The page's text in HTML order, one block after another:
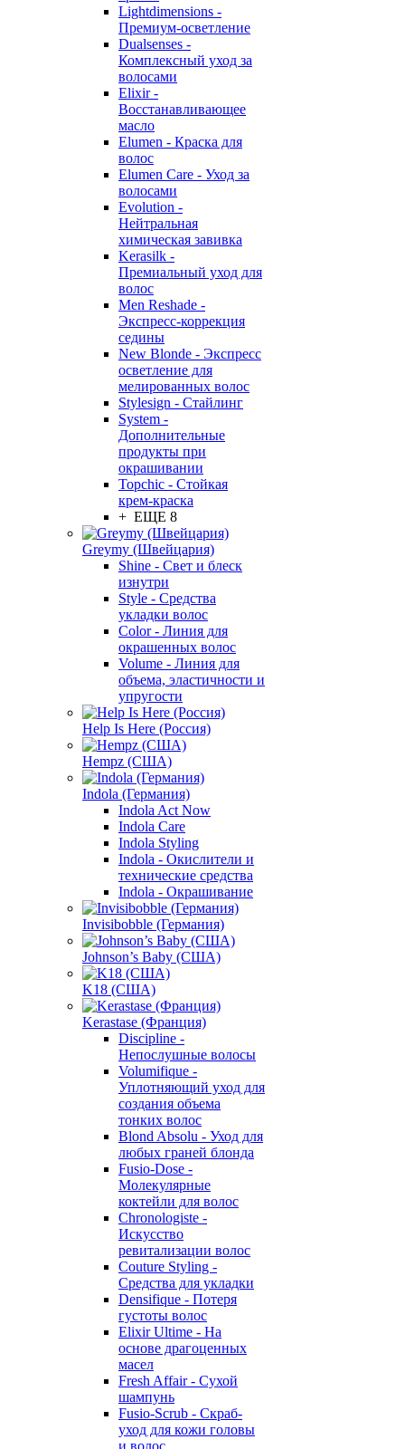
Lightdimensions -
Премиум-осветление
Dualsenses -
Комплексный уход за
волосами
Elixir -
Восстанавливающее
масло
Elumen - Краска для
волос
Elumen Care - Уход за
волосами
Evolution -
Нейтральная
химическая завивка
Kerasilk -
Премиальный уход для
волос
Men Reshade -
Экспресс-коррекция
седины
New Blonde - Экспресс
осветление для
мелированных волос
Stylesign - Стайлинг
System -
Дополнительные
продукты при
окрашивании
Topchic - Стойкая
крем-краска
+ ЕЩЕ 8
Greymy (Швейцария)
Shine - Свет и блеск
изнутри
Style - Средства
укладки волос
Color - Линия для
окрашенных волос
Volume - Линия для
объема, эластичности и
упругости
Help Is Here (Россия)
Hempz (США)
Indola (Германия)
Indola Act Now
Indola Care
Indola Styling
Indola - Окислители и
технические средства
Indola - Окрашивание
Invisibobble (Германия)
Johnson’s Baby (США)
K18 (США)
Kerastase (Франция)
Discipline -
Непослушные волосы
Volumifique -
Уплотняющий уход для
создания объема
тонких волос
Blond Absolu - Уход для
любых граней блонда
Fusio-Dose -
Молекулярные
коктейли для волос
Chronologiste -
Искусство
ревитализации волос
Couture Styling -
Средства для укладки
Densifique - Потеря
густоты волос
Elixir Ultime - На
основе драгоценных
масел
Fresh Affair - Сухой
шампунь
Fusio-Scrub - Скраб-
уход для кожи головы
и волос